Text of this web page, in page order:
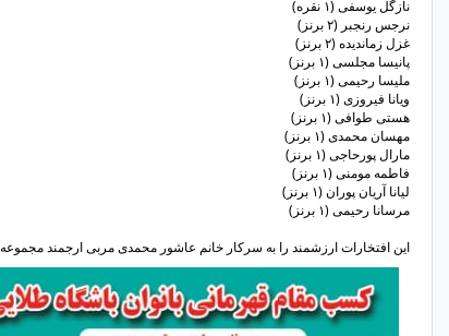
​نازگل یوسفی (۱ نقره)
​نرجس رنجبر (۲ برنز)
​غزل زماندیده (۲ برنز)
​پانیسا مجلسی (۱ برنز)
​ملیسا رحیمی (۱ برنز)
​ویانا فیروزی (۱ برنز)
​هستی طوافی (۱ برنز)
​مهسان محمدی (۱ برنز)
​مارال پورحاجی (۱ برنز)
​فاطمه مومنی (۱ برنز)
​لیانا آریان پوران (۱ برنز)
​مرسانا رحیمی (۱ برنز)
این افتخارات ارزشمند را به سرکار خانم عاشور محمدی مربی ارجمند مجموعه و تمامی